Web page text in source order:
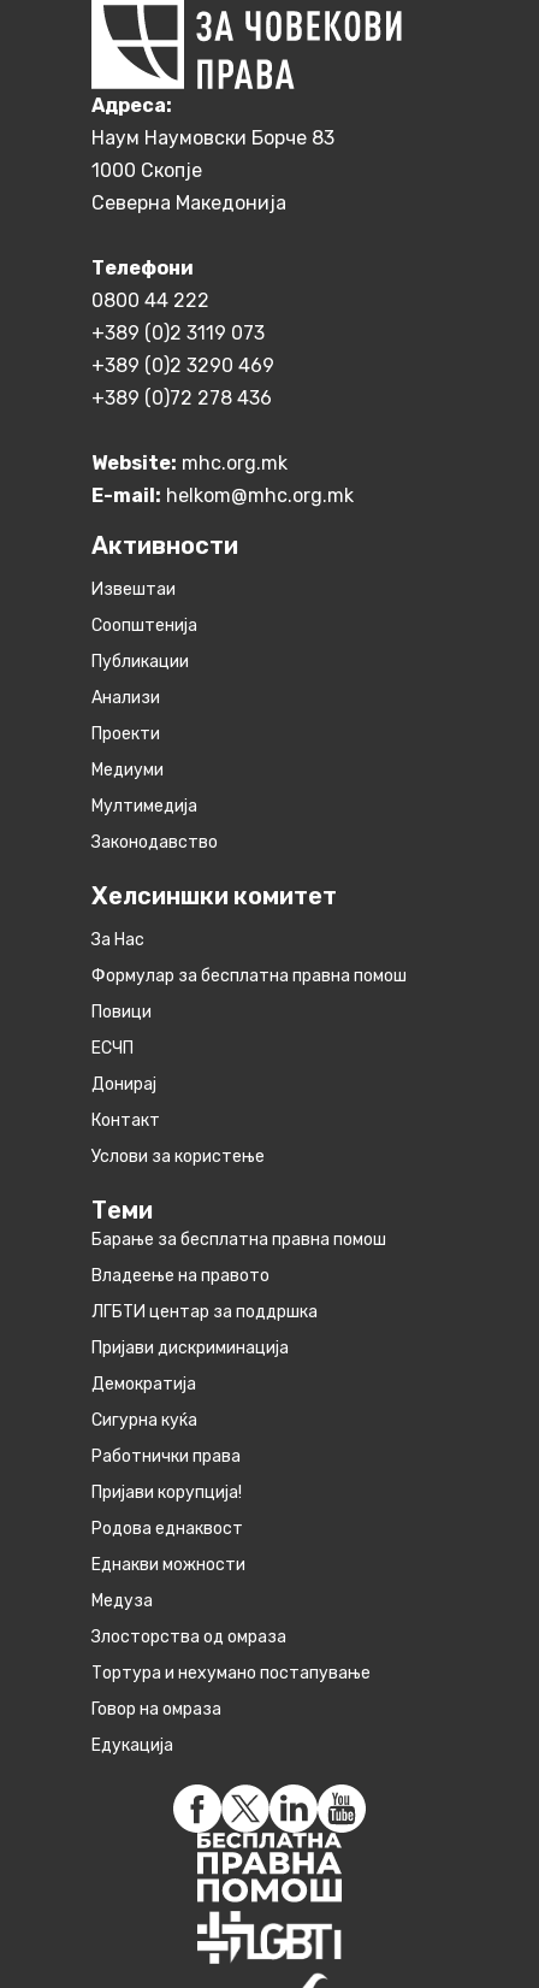
Aдреса:
Наум Наумовски Борче 83
1000 Скопје
Северна Македонија
Телефони
0800 44 222
+389 (0)2 3119 073
+389 (0)2 3290 469
+389 (0)72 278 436
Website: mhc.org.mk
E-mail: helkom@mhc.org.mk
Активности
Извештаи
Соопштенија
Публикации
Анализи
Проекти
Медиуми
Мултимедија
Законодавство
Хелсиншки комитет
За Нас
Формулар за бесплатна правна помош
Повици
ЕСЧП
Донирај
Контакт
Услови за користење
Теми
Барање за бесплатна правна помош
Владеење на правото
ЛГБТИ центар за поддршка
Пријави дискриминација
Демократија
Сигурна куќа
Работнички права
Пријави корупција!
Родова еднаквост
Eднакви можности
Медуза
Злосторства од омраза
Тортура и нехумано постапување
Говор на омраза
Едукација